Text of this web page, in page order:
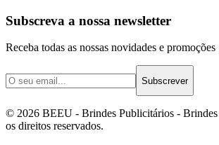
Subscreva a nossa newsletter
Receba todas as nossas novidades e promoções
Subscrever
© 2026 BEEU - Brindes Publicitários -
os direitos reservados.